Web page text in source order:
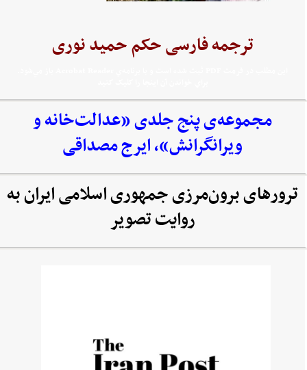
ترجمه فارسی حکم حمید نوری
مجموعه‌‌ی پنج جلدی «عدالت‌خانه و
ویرانگرانش»، ایرج مصداقی
ترورهای برون‌مرزی جمهوری اسلامی ایران به
روایت تصویر